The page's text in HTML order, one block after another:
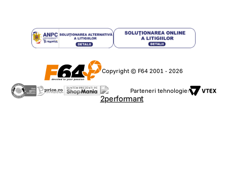
Copyright © F64 2001 - 2026
Parteneri tehnologie: